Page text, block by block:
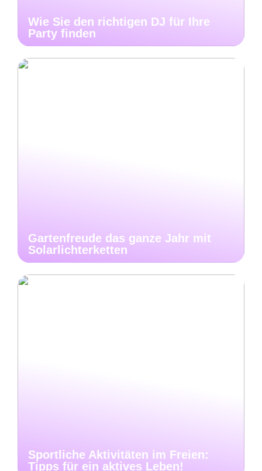
Wie Sie den richtigen DJ für Ihre
Party finden
Gartenfreude das ganze Jahr mit
Solarlichterketten
Sportliche Aktivitäten im Freien:
Tipps für ein aktives Leben!